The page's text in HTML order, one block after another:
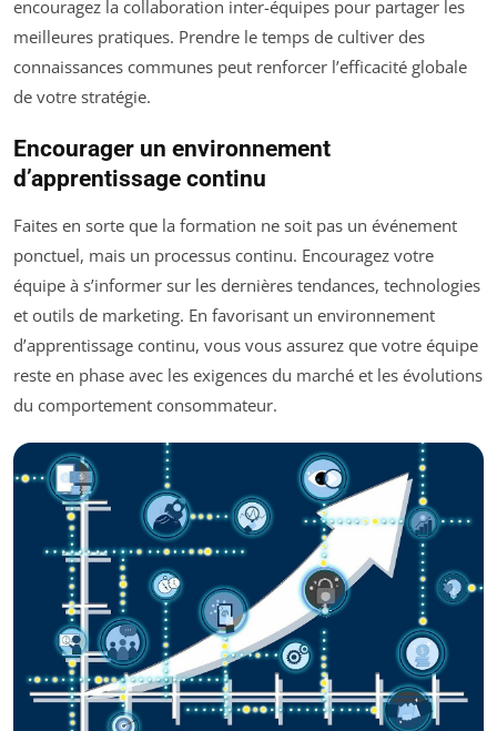
encouragez la collaboration inter-équipes pour partager les
meilleures pratiques. Prendre le temps de cultiver des
connaissances communes peut renforcer l’efficacité globale
de votre stratégie.
Encourager un environnement
d’apprentissage continu
Faites en sorte que la formation ne soit pas un événement
ponctuel, mais un processus continu. Encouragez votre
équipe à s’informer sur les dernières tendances, technologies
et outils de marketing. En favorisant un environnement
d’apprentissage continu, vous vous assurez que votre équipe
reste en phase avec les exigences du marché et les évolutions
du comportement consommateur.